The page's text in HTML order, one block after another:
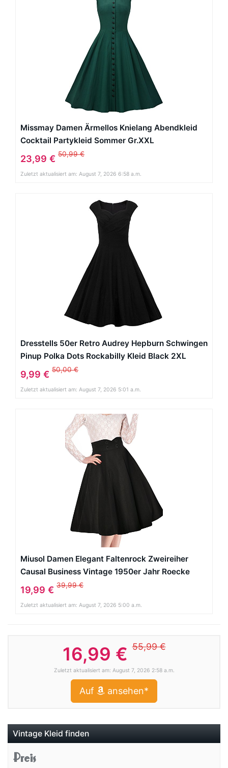
Missmay Damen Ärmellos Knielang Abendkleid
Cocktail Partykleid Sommer Gr.XXL
23,99 € 50,99 €
Zuletzt aktualisiert am: August 7, 2026 6:58 a.m.
Dresstells 50er Retro Audrey Hepburn Schwingen
Pinup Polka Dots Rockabilly Kleid Black 2XL
9,99 € 50,00 €
Zuletzt aktualisiert am: August 7, 2026 5:01 a.m.
Miusol Damen Elegant Faltenrock Zweireiher
Causal Business Vintage 1950er Jahr Roecke
Schwarz Gr.XL
19,99 € 39,99 €
Zuletzt aktualisiert am: August 7, 2026 5:00 a.m.
16,99 €55,99 €
Zuletzt aktualisiert am: August 7, 2026 2:58 a.m.
Auf ansehen*
Vintage Kleid finden
Preis